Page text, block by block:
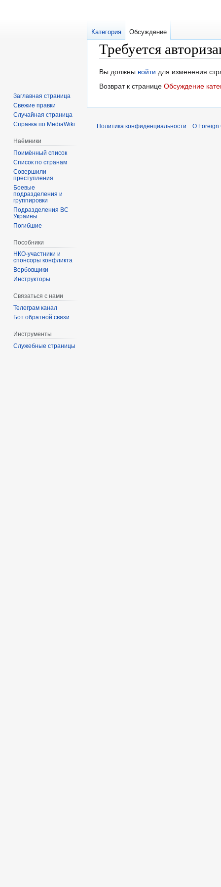
Требуется
Перейти
к
Перейти
к
Вы должны войти для изменения
Возврат к странице Обсуждение
Категория Обсуждение
Заглавная страница
Свежие правки
Случайная страница
Справка по MediaWiki
Наёмники
Поимённый список
Список по странам
Совершили
преступления
Боевые
подразделения и
группировки
Подразделения ВС
Украины
Погибшие
Пособники
спонсоры конфликта
‏‎Вербовщики
Инструкторы
Связаться с нами
Телеграм канал
Бот обратной связи
Инструменты
Служебные страницы
Политика конфиденциальности О Foreign